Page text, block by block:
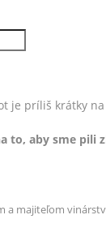
je príliš krátky
to, aby sme pili
a majiteľom